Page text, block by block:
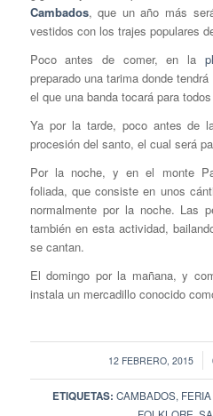
Cambados, que un año más
vestidos con los trajes populares
Poco antes de comer, en la
preparado una tarima donde
el que una banda tocará para
Ya por la tarde, poco antes de
procesión del santo, el cual será
Por la noche, y en el monte
foliada, que consiste en unos
normalmente por la noche. Las
también en esta actividad,
se cantan.
El domingo por la mañana, y
instala un mercadillo conocido
12 FEBRERO, 2015
/
ETIQUETAS: CAMBADOS,